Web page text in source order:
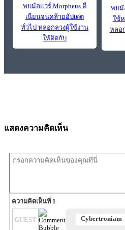
พบมัลแวร์ Morpheus ตี
เนียนจนคล้ายอัปเดต
ทั่วไป หลอกลวงผู้ใช้งาน
ให้ติดกับ
พบมั
ใช้
หลอ
แสดงความคิดเห็น
ความคิดเห็นที่ 1
GUEST Cybertroniam